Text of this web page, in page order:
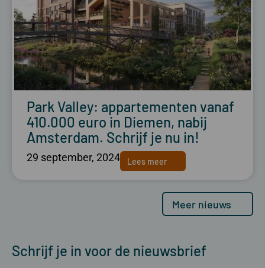
Park Valley: appartementen vanaf
410.000 euro in Diemen, nabij
Amsterdam. Schrijf je nu in!
29 september, 2024 Lees meer
Meer nieuws
Schrijf je in voor de nieuwsbrief